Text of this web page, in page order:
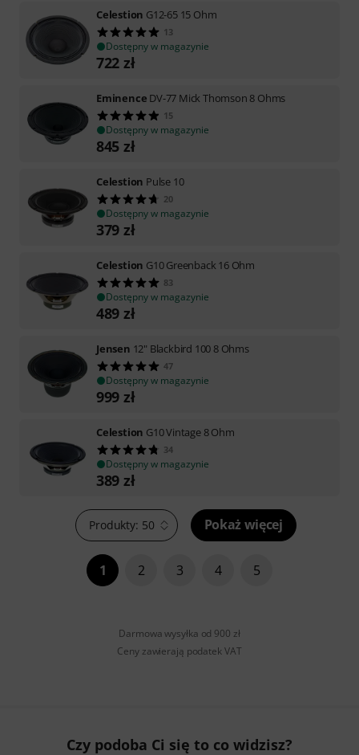
Celestion G12-65 15 Ohm
13
Dostępny w magazynie
722 zł
Eminence DV-77 Mick Thomson 8 Ohms
15
Dostępny w magazynie
845 zł
Celestion Pulse 10
20
Dostępny w magazynie
379 zł
Celestion G10 Greenback 16 Ohm
83
Dostępny w magazynie
489 zł
Jensen 12" Blackbird 100 8 Ohms
47
Dostępny w magazynie
999 zł
Celestion G10 Vintage 8 Ohm
34
Dostępny w magazynie
389 zł
Produkty: 50 Pokaż więcej
1 2 3 4 5
Darmowa wysyłka od 900 zł
Ceny zawierają podatek VAT
Czy podoba Ci się to co widzisz?